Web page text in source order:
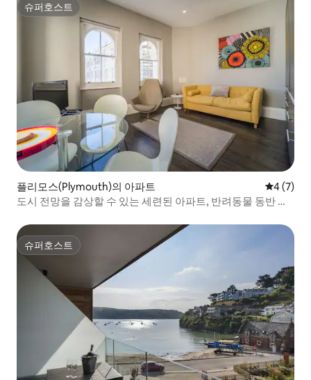
슈퍼호스트
슈퍼호스트
플리모스(Plymouth)의 아파트 평점 4점
4 (7)
도시 전망을 감상할 수 있는 세련된 아파트, 반려동물 동반 가
슈퍼호스트
슈퍼호스트